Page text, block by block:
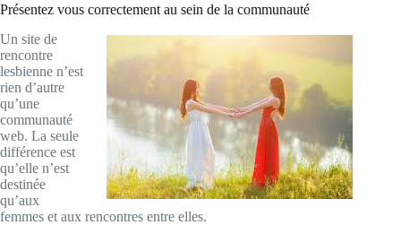
Présentez vous correctement au sein de la communauté
Un site de
rencontre
lesbienne n’est
rien d’autre
qu’une
communauté
web. La seule
différence est
qu’elle n’est
destinée
qu’aux
femmes et aux rencontres entre elles.